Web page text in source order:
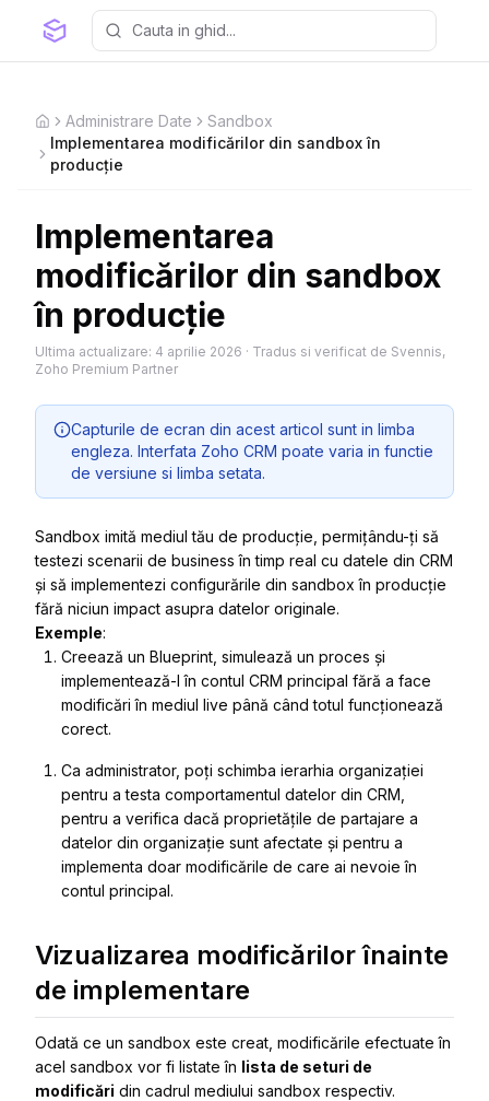
HomeAdministrare Date
Sandbox
Implementarea modificărilor din sandbox în
producție
Implementarea
modificărilor din sandbox
în producție
Ultima actualizare: 4 aprilie 2026 · Tradus si verificat de Svennis,
Zoho Premium Partner
Capturile de ecran din acest articol sunt in limba
engleza. Interfata Zoho CRM poate varia in functie
de versiune si limba setata.
Sandbox imită mediul tău de producție, permițându-ți să
testezi scenarii de business în timp real cu datele din CRM
și să implementezi configurările din sandbox în producție
fără niciun impact asupra datelor originale.
Exemple:
Creează un Blueprint, simulează un proces și
implementează-l în contul CRM principal fără a face
modificări în mediul live până când totul funcționează
corect.
Ca administrator, poți schimba ierarhia organizației
pentru a testa comportamentul datelor din CRM,
pentru a verifica dacă proprietățile de partajare a
datelor din organizație sunt afectate și pentru a
implementa doar modificările de care ai nevoie în
contul principal.
Vizualizarea modificărilor înainte
de implementare
Odată ce un sandbox este creat, modificările efectuate în
acel sandbox vor fi listate în lista de seturi de
modificări din cadrul mediului sandbox respectiv.